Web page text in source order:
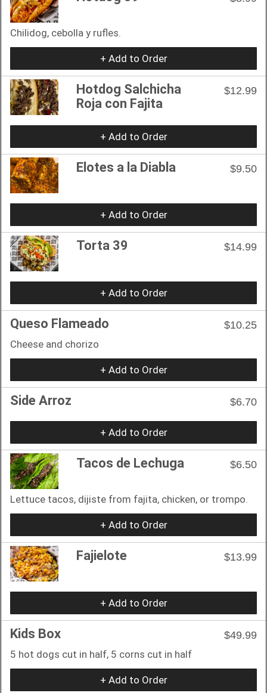
Chilidog, cebolla y rufles.
+ Add to Order
Hotdog Salchicha
Roja con Fajita
$12.99
+ Add to Order
Elotes a la Diabla $9.50
+ Add to Order
Torta 39 $14.99
+ Add to Order
Queso Flameado
$10.25
Cheese and chorizo
+ Add to Order
Side Arroz $6.70
+ Add to Order
Tacos de Lechuga $6.50
Lettuce tacos, dijiste from fajita, chicken, or trompo.
+ Add to Order
Fajielote $13.99
+ Add to Order
Kids Box
$49.99
5 hot dogs cut in half, 5 corns cut in half
+ Add to Order